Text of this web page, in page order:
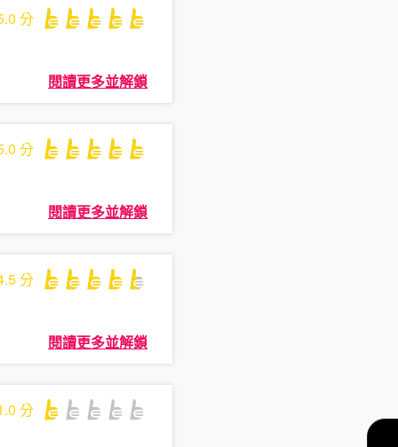
分
閱讀更多並解鎖
分
閱讀更多並解鎖
分
閱讀更多並解鎖
分